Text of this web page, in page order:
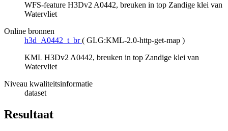
WFS-feature H3Dv2 A0442, breuken in top Zandige klei van
Watervliet
Online bronnen
h3d_A0442_t_br ( GLG:KML-2.0-http-get-map )
KML H3Dv2 A0442, breuken in top Zandige klei van
Watervliet
Niveau kwaliteitsinformatie
dataset
Resultaat